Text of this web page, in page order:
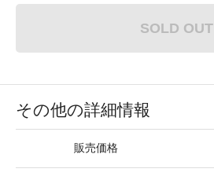
SOLD OUT
その他の詳細情報
販売価格